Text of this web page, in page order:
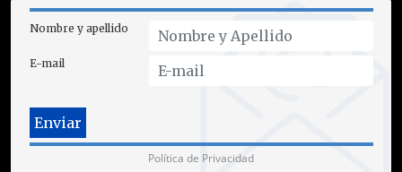
Nombre y apellido
E-mail
Política de Privacidad